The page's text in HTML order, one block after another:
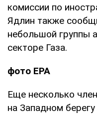
комиссии по
Ядлин также
небольшой группы
секторе Газа.
фото ЕРА
Еще несколько
на Западном